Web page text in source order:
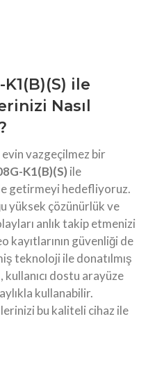
ile
Nasıl
vazgeçilmez bir
K1(B)(S) ile
getirmeyi hedefliyoruz.
yüksek çözünürlük ve
anlık takip etmenizi
kayıtlarının güvenliği de
teknoloji ile donatılmış
, kullanıcı dostu arayüze
kullanabilir.
bu kaliteli cihaz ile